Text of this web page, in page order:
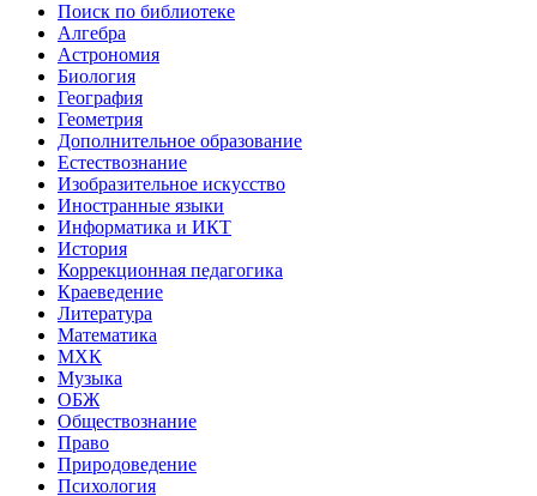
Поиск по библиотеке
Алгебра
Астрономия
Биология
География
Геометрия
Дополнительное образование
Естествознание
Изобразительное искусство
Иностранные языки
Информатика и ИКТ
История
Коррекционная педагогика
Краеведение
Литература
Математика
МХК
Музыка
ОБЖ
Обществознание
Право
Природоведение
Психология